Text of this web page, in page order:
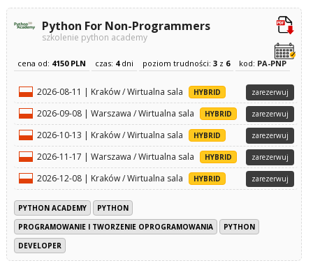
Python For Non-Programmers
szkolenie python academy
cena od: 4150 PLN czas: 4dni poziom trudności: 3z 6 kod: PA-PNP
2026-08-11 | Kraków / Wirtualna sala HYBRID zarezerwuj
2026-09-08 | Warszawa / Wirtualna sala HYBRID zarezerwuj
2026-10-13 | Kraków / Wirtualna sala HYBRID zarezerwuj
2026-11-17 | Warszawa / Wirtualna sala HYBRID zarezerwuj
2026-12-08 | Kraków / Wirtualna sala HYBRID zarezerwuj
PYTHON ACADEMY
PYTHON
PROGRAMOWANIE I TWORZENIE OPROGRAMOWANIA
PYTHON
DEVELOPER